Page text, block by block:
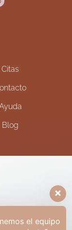
Citas
Blog
el equipo